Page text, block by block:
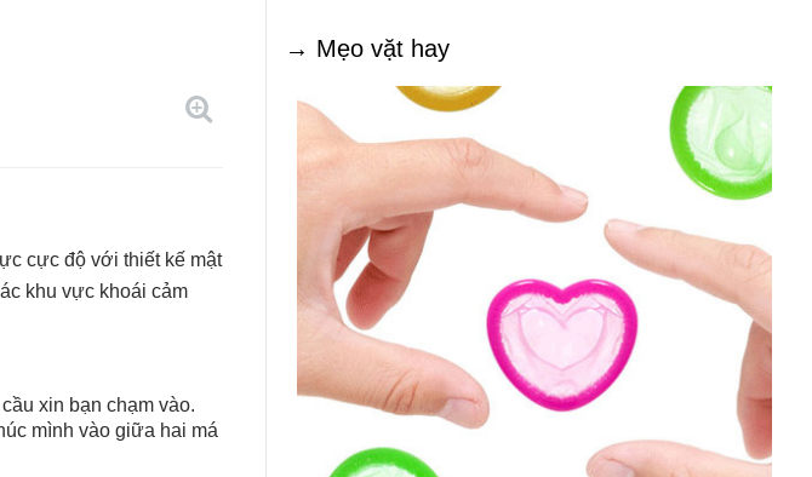
cực độ với thiết kế mật
khu vực khoái cảm
xin bạn chạm vào.
mình vào giữa hai má
→ Mẹo vặt hay